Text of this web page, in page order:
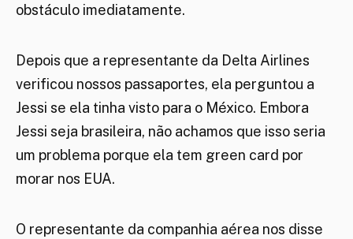
obstáculo imediatamente.
Depois que a representante da Delta Airlines
verificou nossos passaportes, ela perguntou a
Jessi se ela tinha visto para o México. Embora
Jessi seja brasileira, não achamos que isso seria
um problema porque ela tem green card por
morar nos EUA.
O representante da companhia aérea nos disse